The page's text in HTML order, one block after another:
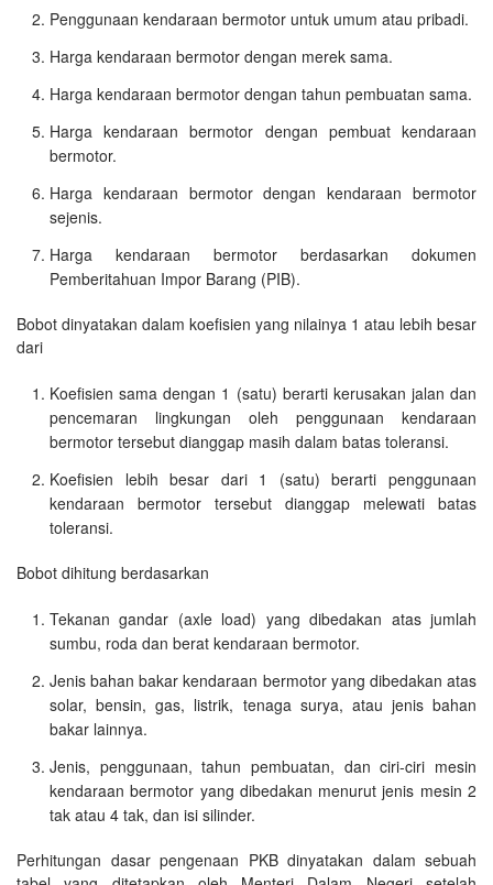
Penggunaan kendaraan bermotor untuk umum atau pribadi.
Harga kendaraan bermotor dengan merek sama.
Harga kendaraan bermotor dengan tahun pembuatan sama.
Harga kendaraan bermotor dengan pembuat kendaraan
bermotor.
Harga kendaraan bermotor dengan kendaraan bermotor
sejenis.
Harga kendaraan bermotor berdasarkan dokumen
Pemberitahuan Impor Barang (PIB).
Bobot dinyatakan dalam koefisien yang nilainya 1 atau lebih besar
dari
Koefisien sama dengan 1 (satu) berarti kerusakan jalan dan
pencemaran lingkungan oleh penggunaan kendaraan
bermotor tersebut dianggap masih dalam batas toleransi.
Koefisien lebih besar dari 1 (satu) berarti penggunaan
kendaraan bermotor tersebut dianggap melewati batas
toleransi.
Bobot dihitung berdasarkan
Tekanan gandar (axle load) yang dibedakan atas jumlah
sumbu, roda dan berat kendaraan bermotor.
Jenis bahan bakar kendaraan bermotor yang dibedakan atas
solar, bensin, gas, listrik, tenaga surya, atau jenis bahan
bakar lainnya.
Jenis, penggunaan, tahun pembuatan, dan ciri-ciri mesin
kendaraan bermotor yang dibedakan menurut jenis mesin 2
tak atau 4 tak, dan isi silinder.
Perhitungan dasar pengenaan PKB dinyatakan dalam sebuah